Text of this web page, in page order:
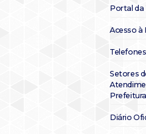
Portal da
Acesso à
Setores
Prefeitura
Diário